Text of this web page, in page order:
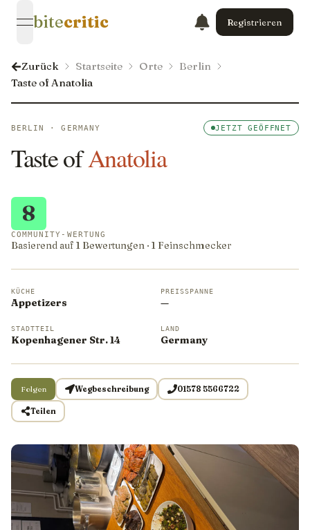
open navigation menu
bitecritic Registrieren
Zurück Startseite Orte
Berlin
Taste of Anatolia
BERLIN · GERMANY JETZT GEÖFFNET
Taste ofAnatolia
8
COMMUNITY-WERTUNG
Basierend auf 1 Bewertungen · 1 Feinschmecker
KÜCHE
Appetizers
PREISSPANNE
—
STADTTEIL
Kopenhagener Str. 14
LAND
Germany
Folgen Wegbeschreibung 01578 5566722
Teilen